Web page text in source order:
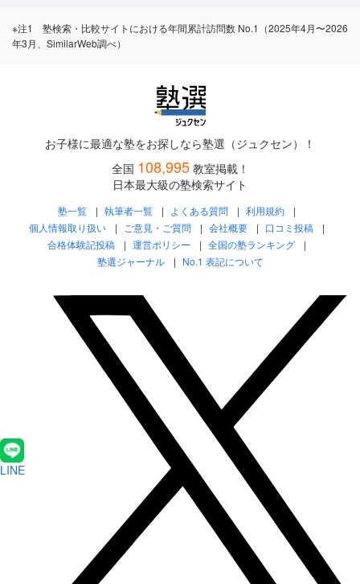
※注1 塾検索・比較サイトにおける年間累計訪問数 No.1（2025年4月〜2026
年3月、SimilarWeb調べ）
お子様に最適な塾をお探しなら塾選（ジュクセン）！
全国 108,995 教室掲載！
日本最大級の塾検索サイト
塾一覧 執筆者一覧 よくある質問
利用規約
個人情報取り扱い
ご意見・ご質問 会社概要
口コミ投稿
合格体験記投稿
運営ポリシー
全国の塾ランキング
塾選ジャーナル
No.1 表記について
LINE